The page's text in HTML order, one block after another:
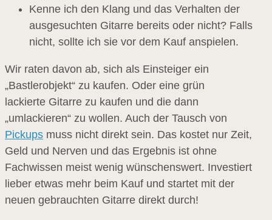
Kenne ich den Klang und das Verhalten der
ausgesuchten Gitarre bereits oder nicht? Falls
nicht, sollte ich sie vor dem Kauf anspielen.
Wir raten davon ab, sich als Einsteiger ein
„Bastlerobjekt“ zu kaufen. Oder eine grün
lackierte Gitarre zu kaufen und die dann
„umlackieren“ zu wollen. Auch der Tausch von
Pickups muss nicht direkt sein. Das kostet nur Zeit,
Geld und Nerven und das Ergebnis ist ohne
Fachwissen meist wenig wünschenswert. Investiert
lieber etwas mehr beim Kauf und startet mit der
neuen gebrauchten Gitarre direkt durch!